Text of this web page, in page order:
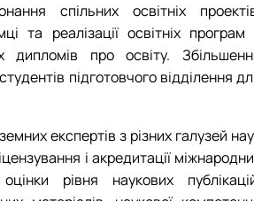
спільних освітніх
та реалізації освітніх програм
дипломів про освіту.
підготовчого відділення
експертів з різних галузей
і акредитації
рівня наукових